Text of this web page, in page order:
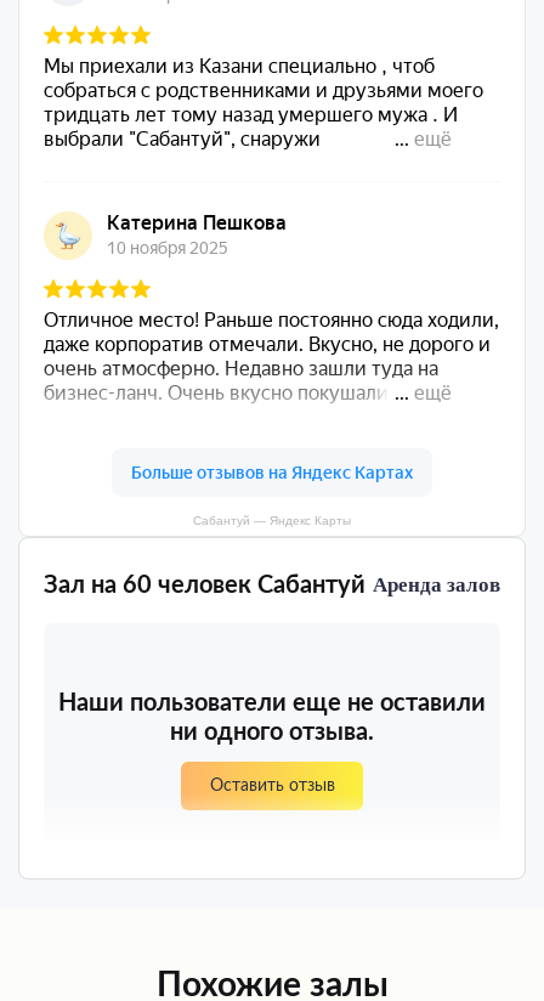
Зал на 60 человек Сабантуй Аренда залов
Наши пользователи еще не оставили
ни одного отзыва.
Оставить отзыв
Сабантуй — Яндекс Карты
Похожие залы